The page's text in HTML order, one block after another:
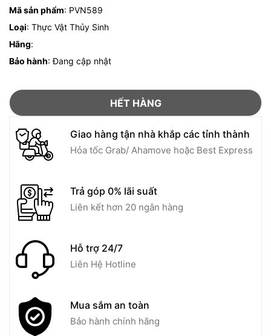
Mã sản phẩm: PVN589
Loại: Thực Vật Thủy Sinh
Hãng:
Bảo hành: Đang cập nhật
HẾT HÀNG
Giao hàng tận nhà khắp các tỉnh thành
Hỏa tốc Grab/ Ahamove hoặc Best Express
Trả góp 0% lãi suất
Liên kết hơn 20 ngân hàng
Hỗ trợ 24/7
Liên Hệ Hotline
Mua sắm an toàn
Bảo hành chính hãng